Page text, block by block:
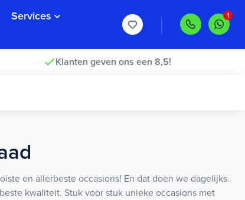
Services
Klanten geven ons een 8,5!
en allerbeste occasions! En dat doen we dagelijks.
kwaliteit. Stuk voor stuk unieke occasions met